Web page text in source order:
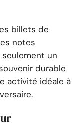
billets de
notes
un
durable
activité idéale à